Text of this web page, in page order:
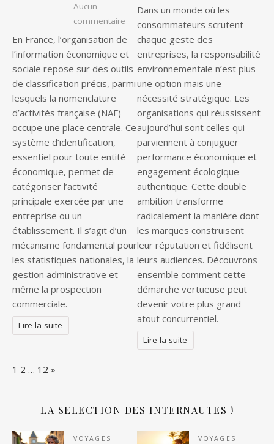
Aucun
commentaire sur Qu’est-ce que le code de
En France, l’organisation de
l’information économique et
sociale repose sur des outils
de classification précis, parmi
lesquels la nomenclature
d’activités française (NAF)
occupe une place centrale. Ce
système d’identification,
essentiel pour toute entité
économique, permet de
catégoriser l’activité
principale exercée par une
entreprise ou un
établissement. Il s’agit d’un
mécanisme fondamental pour
les statistiques nationales, la
gestion administrative et
même la prospection
commerciale.
Lire la suite
Dans un monde où les
consommateurs scrutent
chaque geste des
entreprises, la responsabilité
environnementale n’est plus
une option mais une
nécessité stratégique. Les
organisations qui réussissent
aujourd’hui sont celles qui
parviennent à conjuguer
performance économique et
engagement écologique
authentique. Cette double
ambition transforme
radicalement la manière dont
les marques construisent
leur réputation et fidélisent
leurs audiences. Découvrons
ensemble comment cette
démarche vertueuse peut
devenir votre plus grand
atout concurrentiel.
Lire la suite
Page:
1 2 … 12 Next
»
LA SELECTION DES INTERNAUTES !
VOYAGES VOYAGES